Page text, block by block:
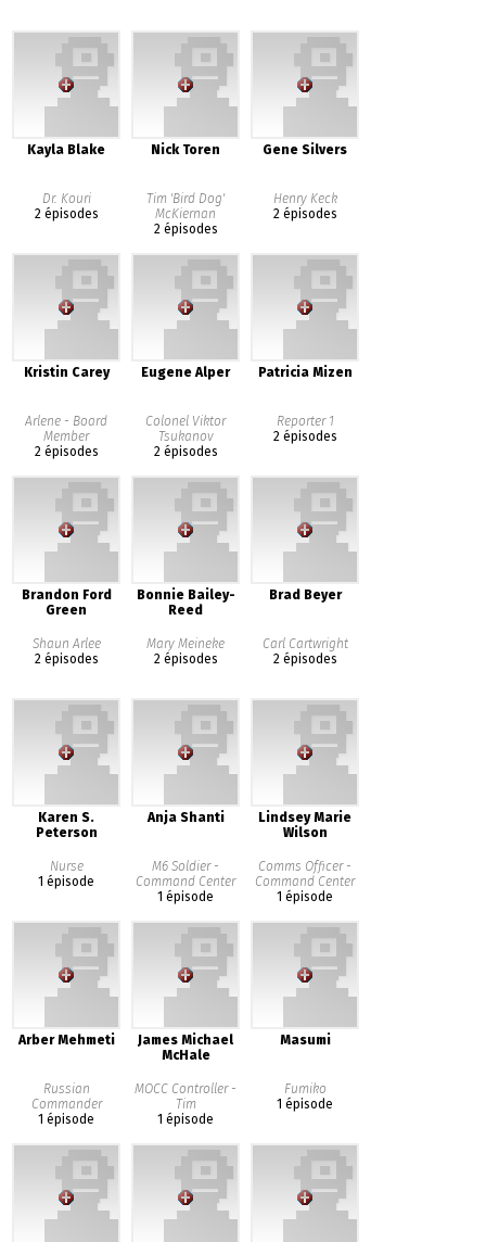
Kayla Blake
Dr. Kouri
2 épisodes
Nick Toren
Tim 'Bird Dog'
McKiernan
2 épisodes
Gene Silvers
Henry Keck
2 épisodes
Kristin Carey
Arlene - Board
Member
2 épisodes
Eugene Alper
Colonel Viktor
Tsukanov
2 épisodes
Patricia Mizen
Reporter 1
2 épisodes
Brandon Ford
Green
Shaun Arlee
2 épisodes
Bonnie Bailey-
Reed
Mary Meineke
2 épisodes
Brad Beyer
Carl Cartwright
2 épisodes
Karen S.
Peterson
Nurse
1 épisode
Anja Shanti
M6 Soldier -
Command Center
1 épisode
Lindsey Marie
Wilson
Comms Officer -
Command Center
1 épisode
Arber Mehmeti
Russian
Commander
1 épisode
James Michael
McHale
MOCC Controller -
Tim
1 épisode
Masumi
Fumiko
1 épisode